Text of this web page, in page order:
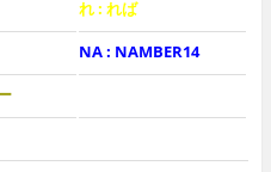
れ : れば
NA : NAMBER14